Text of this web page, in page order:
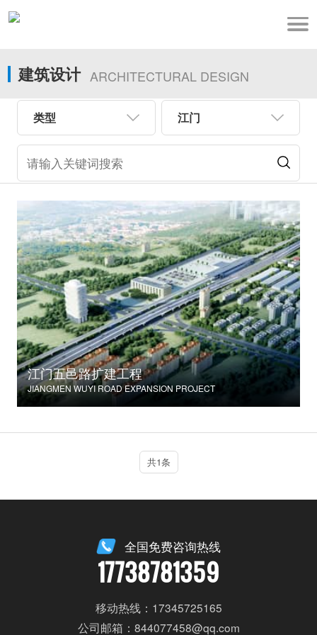
建筑设计 ARCHITECTURAL DESIGN
类型 江门
江门五邑路扩建工程
JIANGMEN WUYI ROAD EXPANSION PROJECT
共1条
全国免费咨询热线
17738781359
移动热线：17345725165
公司邮箱：844077458@qq.com